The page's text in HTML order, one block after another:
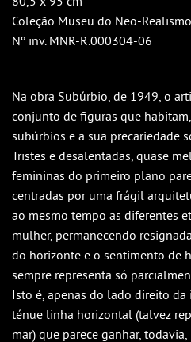
Coleção Museu do Neo-Realismo
Nº inv. MNR-R.000304-06
Na obra Subúrbio, de 1949, o
conjunto de figuras que
subúrbios e a sua precariedade
Tristes e desalentadas, quase
femininas do primeiro plano
centradas por uma frágil
ao mesmo tempo as diferentes
mulher, permanecendo
do horizonte e o sentimento de
sempre representa só
Isto é, apenas do lado direito
ténue linha horizontal (talvez
mar) que parece ganhar,